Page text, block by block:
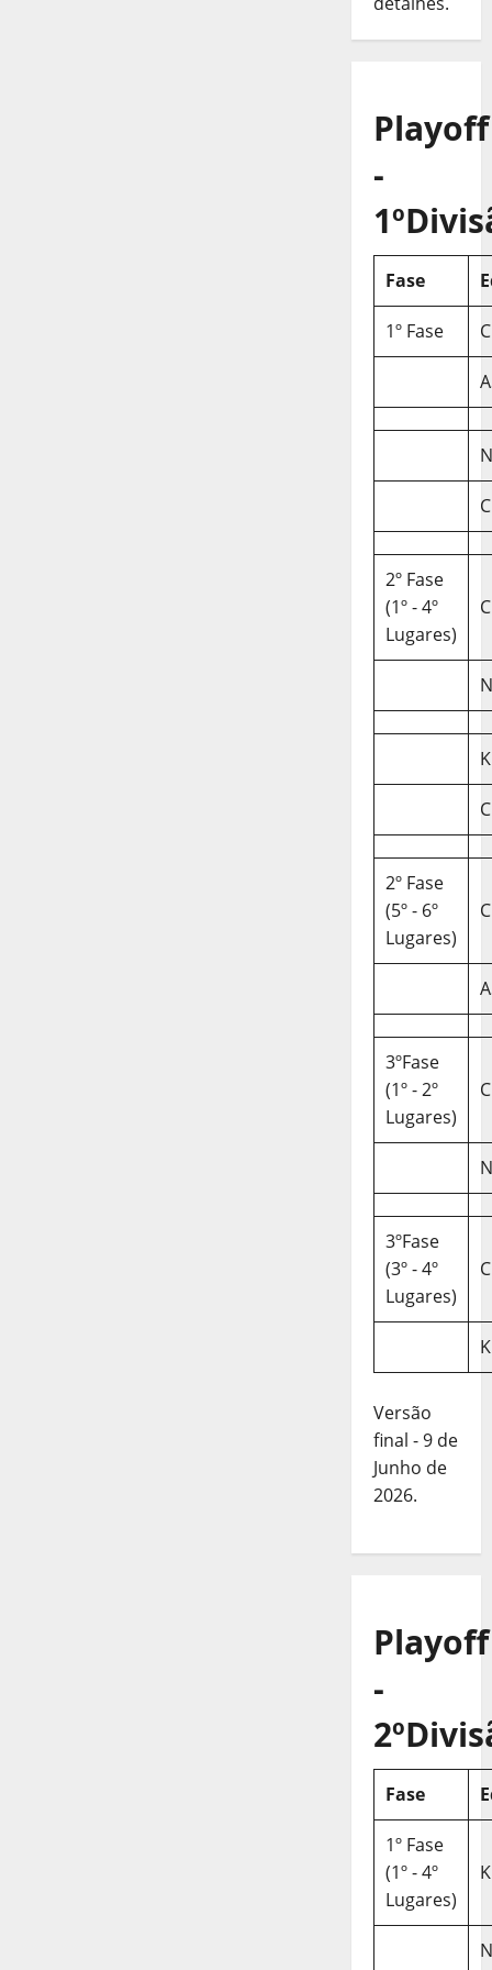
Playoff
-
Fase
1º Fase
2º Fase
(1º - 4º
Lugares)
2º Fase
(5º - 6º
Lugares)
3ºFase
(1º - 2º
Lugares)
3ºFase
(3º - 4º
Lugares)
Versão
final - 9 de
Junho de
2026.
Playoff
-
Fase
1º Fase
(1º - 4º
Lugares)